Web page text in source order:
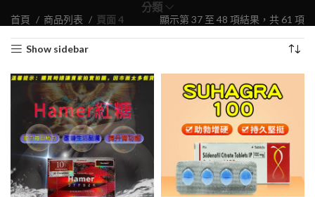
分類
首頁 商品列表 頁面 4 顯示第 37 至 48 項結果，共 61 項依
Show sidebar